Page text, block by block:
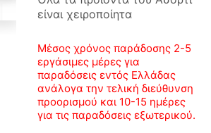
είναι χειροποίητα
Μέσος χρόνος παράδοσης 2-5
εργάσιμες μέρες για
παραδόσεις εντός Ελλάδας
ανάλογα την τελική διεύθυνση
προορισμού και 10-15 ημέρες
για τις παραδόσεις εξωτερικού.